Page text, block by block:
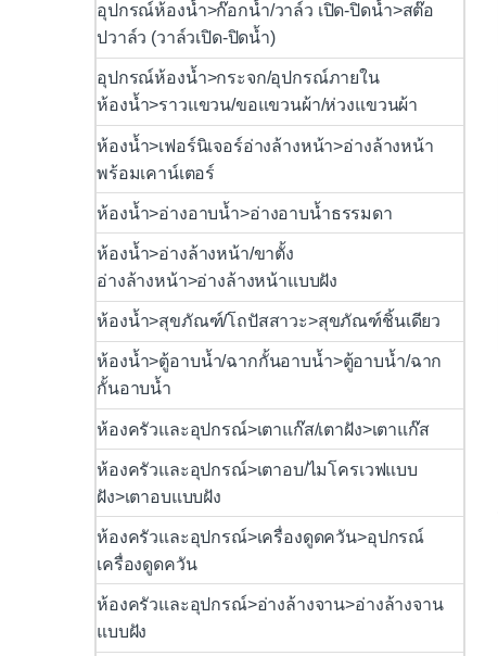
อุปกรณ์ห้องน้ำ>ก๊อกน้ำ/วาล์ว เปิด-ปิดน้ำ>สต๊อ
ปวาล์ว (วาล์วเปิด-ปิดน้ำ)
อุปกรณ์ห้องน้ำ>กระจก/อุปกรณ์ภายใน
ห้องน้ำ>ราวแขวน/ขอแขวนผ้า/ห่วงแขวนผ้า
ห้องน้ำ>เฟอร์นิเจอร์อ่างล้างหน้า>อ่างล้างหน้า
พร้อมเคาน์เตอร์
ห้องน้ำ>อ่างอาบน้ำ>อ่างอาบน้ำธรรมดา
ห้องน้ำ>อ่างล้างหน้า/ขาตั้ง
อ่างล้างหน้า>อ่างล้างหน้าแบบฝัง
ห้องน้ำ>สุขภัณฑ์/โถปัสสาวะ>สุขภัณฑ์ชิ้นเดียว
ห้องน้ำ>ตู้อาบน้ำ/ฉากกั้นอาบน้ำ>ตู้อาบน้ำ/ฉาก
กั้นอาบน้ำ
ห้องครัวและอุปกรณ์>เตาแก๊ส/เตาฝัง>เตาแก๊ส
ห้องครัวและอุปกรณ์>เตาอบ/ไมโครเวฟแบบ
ฝัง>เตาอบแบบฝัง
ห้องครัวและอุปกรณ์>เครื่องดูดควัน>อุปกรณ์
เครื่องดูดควัน
ห้องครัวและอุปกรณ์>อ่างล้างจาน>อ่างล้างจาน
แบบฝัง